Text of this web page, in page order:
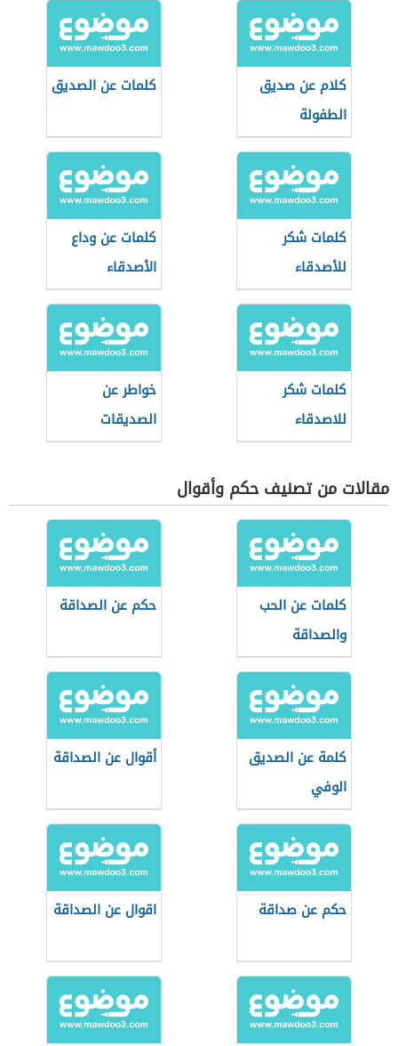
كلام عن صديق
الطفولة
كلمات عن الصديق
كلمات شكر
للأصدقاء
كلمات عن وداع
الأصدقاء
كلمات شكر
للاصدقاء
خواطر عن
الصديقات
مقالات من تصنيف حكم وأقوال
كلمات عن الحب
والصداقة
حكم عن الصداقة
كلمة عن الصديق
الوفي
أقوال عن الصداقة
حكم عن صداقة اقوال عن الصداقة